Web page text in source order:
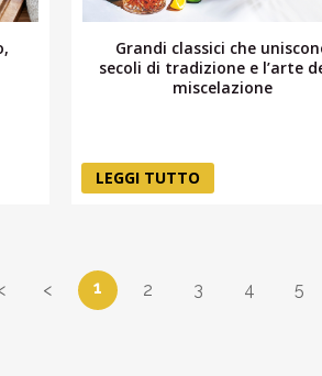
Grandi classici che
secoli di tradizione e l’arte
miscelazione
LEGGI TUTTO
< 1 2 3 4 5